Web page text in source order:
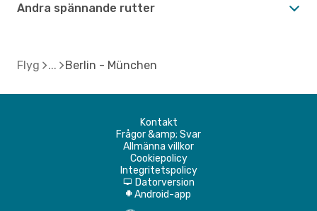
Andra spännande rutter
Flyg Berlin - München
Kontakt
Frågor &amp; Svar
Allmänna villkor
Cookiepolicy
Integritetspolicy
d Datorversion
A Android-app